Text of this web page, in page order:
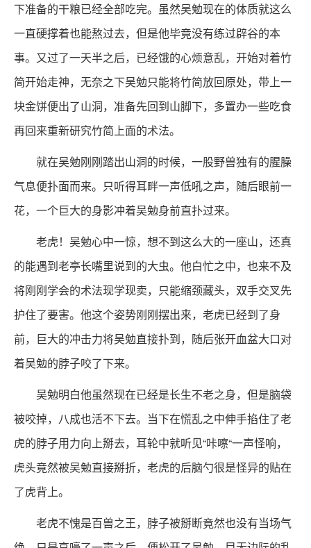
下准备的干粮已经全部吃完。虽然吴勉现在的体质就这么
一直硬撑着也能熬过去，但是他毕竟没有练过辟谷的本
事。又过了一天半之后，已经饿的心烦意乱，开始对着竹
简开始走神，无奈之下吴勉只能将竹简放回原处，带上一
块金饼便出了山洞，准备先回到山脚下，多置办一些吃食
再回来重新研究竹简上面的术法。
就在吴勉刚刚踏出山洞的时候，一股野兽独有的腥臊
气息便扑面而来。只听得耳畔一声低吼之声，随后眼前一
花，一个巨大的身影冲着吴勉身前直扑过来。
老虎！吴勉心中一惊，想不到这么大的一座山，还真
的能遇到老亭长嘴里说到的大虫。他白忙之中，也来不及
将刚刚学会的术法现学现卖，只能缩颈藏头，双手交叉先
护住了要害。他这个姿势刚刚摆出来，老虎已经到了身
前，巨大的冲击力将吴勉直接扑到，随后张开血盆大口对
着吴勉的脖子咬了下来。
吴勉明白他虽然现在已经是长生不老之身，但是脑袋
被咬掉，八成也活不下去。当下在慌乱之中伸手掐住了老
虎的脖子用力向上掰去，耳轮中就听见“咔嚓“一声怪响，
虎头竟然被吴勉直接掰折，老虎的后脑勺很是怪异的贴在
了虎背上。
老虎不愧是百兽之王，脖子被掰断竟然也没有当场气